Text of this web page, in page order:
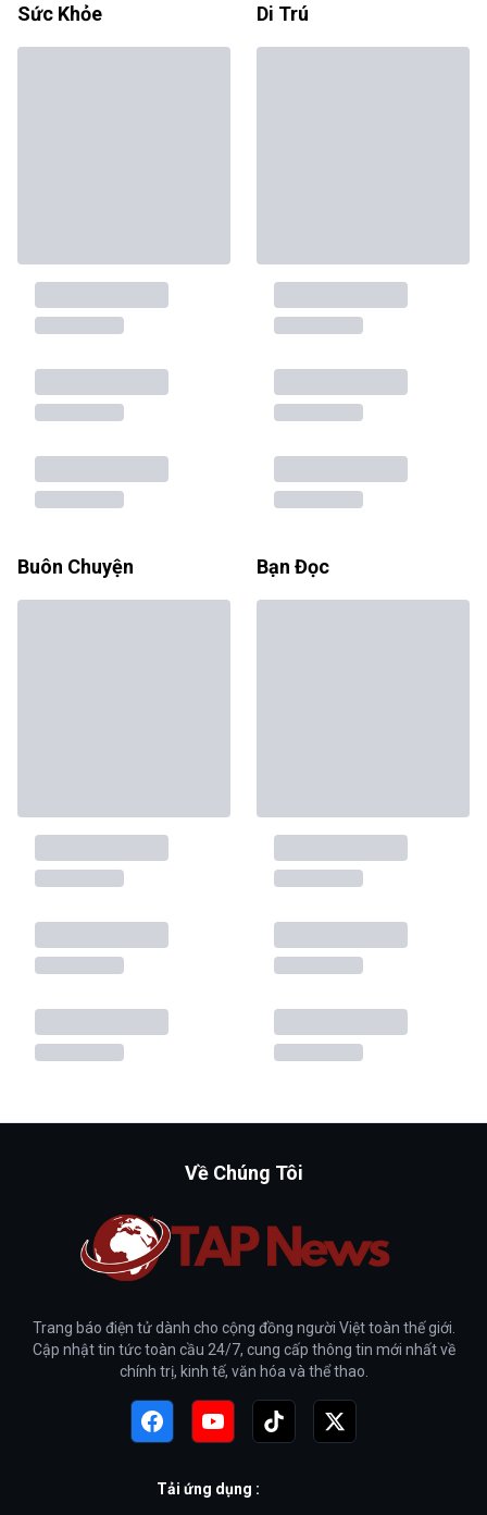
Sức Khỏe Di Trú
Buôn Chuyện Bạn Đọc
Về Chúng Tôi
Trang báo điện tử dành cho cộng đồng người Việt toàn thế giới.
Cập nhật tin tức toàn cầu 24/7, cung cấp thông tin mới nhất về
chính trị, kinh tế, văn hóa và thể thao.
Tải ứng dụng :